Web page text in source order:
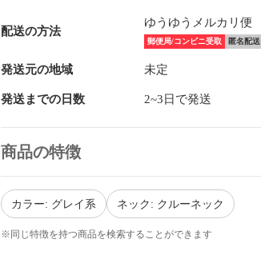
配送の方法
ゆうゆうメルカリ便
郵便局/コンビニ受取 匿名配送
発送元の地域 未定
発送までの日数 2~3日で発送
商品の特徴
カラー: グレイ系 ネック: クルーネック
※同じ特徴を持つ商品を検索することができます